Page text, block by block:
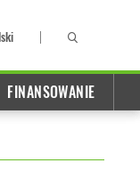
FINANSOWANIE